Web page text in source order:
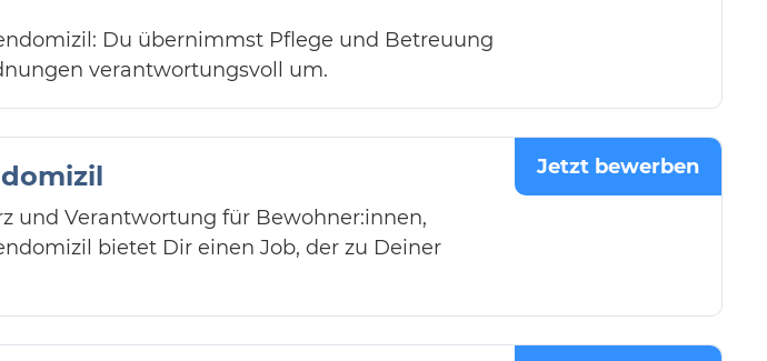
Du übernimmst Pflege und Betreuung
verantwortungsvoll um.
und Verantwortung für Bewohner:innen,
bietet Dir einen Job, der zu Deiner
Jetzt bewerben